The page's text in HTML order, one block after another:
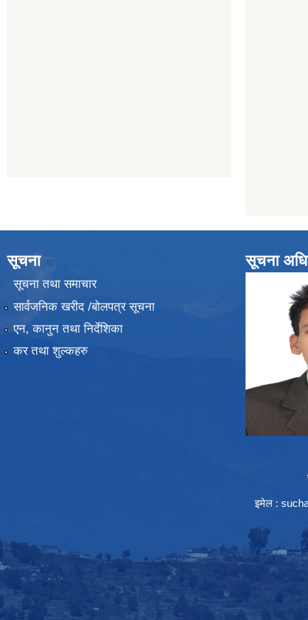
सूचना
सूचना तथा समाचार
सार्वजनिक खरीद /बोलपत्र सूचना
एन, कानुन तथा निर्देशिका
कर तथा शुल्कहरु
सूचना
इमेल :